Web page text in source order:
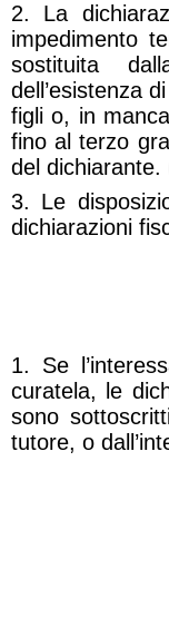
2. La
impedimento
sostituita
dell’esistenza
figli o, in
fino al terzo
del dichiarante.
3. Le
dichiarazioni
1. Se
curatela, le
sono
tutore, o